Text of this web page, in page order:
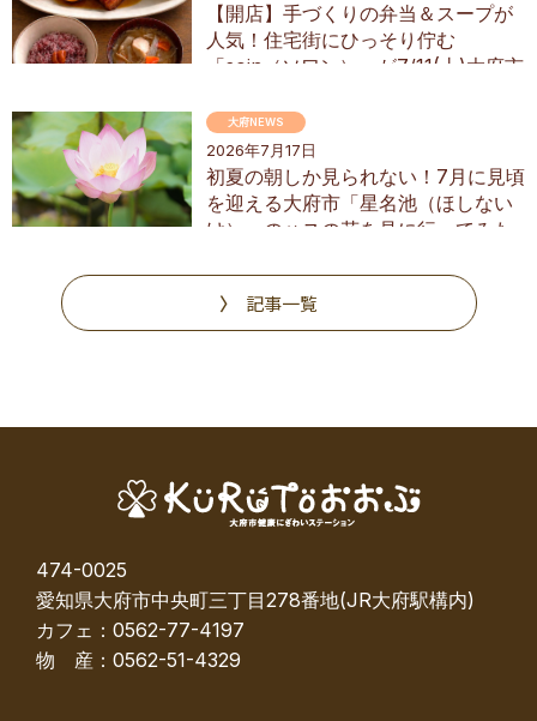
【開店】手づくりの弁当＆スープが
人気！住宅街にひっそり佇む
「soin（ソワン）」が7/11(土)大府市
2026年7月17日
初夏の朝しか見られない！7月に見頃
を迎える大府市「星名池（ほしない
け）」のハスの花を見に行ってみた
大府NEWS
記事一覧
474-0025
愛知県大府市中央町三丁目278番地(JR大府駅構内)
カフェ：0562-77-4197
物 産：0562-51-4329